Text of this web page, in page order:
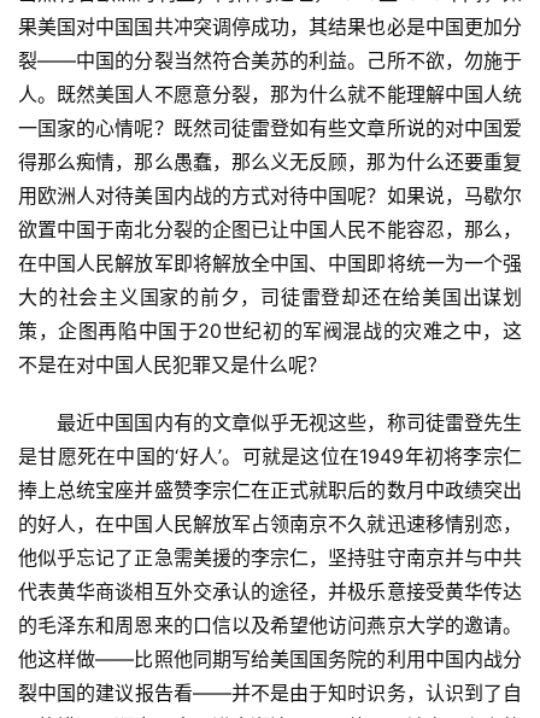
果美国对中国国共冲突调停成功，其结果也必是中国更加分
裂——中国的分裂当然符合美苏的利益。己所不欲，勿施于
人。既然美国人不愿意分裂，那为什么就不能理解中国人统
一国家的心情呢？既然司徒雷登如有些文章所说的对中国爱
得那么痴情，那么愚蠢，那么义无反顾，那为什么还要重复
用欧洲人对待美国内战的方式对待中国呢？如果说，马歇尔
欲置中国于南北分裂的企图已让中国人民不能容忍，那么，
在中国人民解放军即将解放全中国、中国即将统一为一个强
大的社会主义国家的前夕，司徒雷登却还在给美国出谋划
策，企图再陷中国于20世纪初的军阀混战的灾难之中，这
不是在对中国人民犯罪又是什么呢？
最近中国国内有的文章似乎无视这些，称司徒雷登先生
是甘愿死在中国的‘好人’。可就是这位在1949年初将李宗仁
捧上总统宝座并盛赞李宗仁在正式就职后的数月中政绩突出
的好人，在中国人民解放军占领南京不久就迅速移情别恋，
他似乎忘记了正急需美援的李宗仁，坚持驻守南京并与中共
代表黄华商谈相互外交承认的途径，并极乐意接受黄华传达
的毛泽东和周恩来的口信以及希望他访问燕京大学的邀请。
他这样做——比照他同期写给美国国务院的利用中国内战分
裂中国的建议报告看——并不是由于知时识务，认识到了自